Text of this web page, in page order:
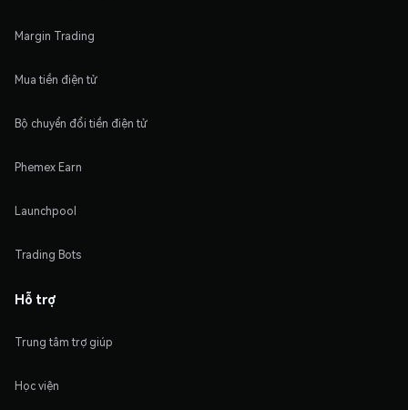
Margin Trading
Mua tiền điện tử
Bộ chuyển đổi tiền điện tử
Phemex Earn
Launchpool
Trading Bots
Hỗ trợ
Trung tâm trợ giúp
Học viện